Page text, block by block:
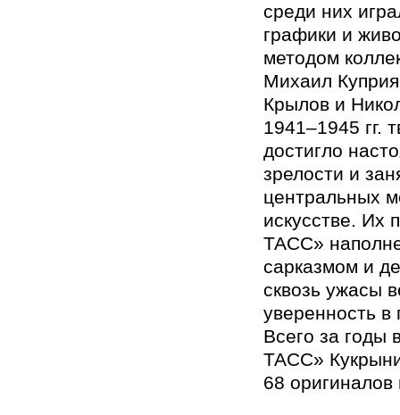
среди них
графики и
методом
Михаил
Крылов и
1941–1945 гг.
достигло
зрелости и
центральных
искусстве. Их
ТАСС»
сарказмом и
сквозь ужасы
уверенность
Всего за годы
ТАСС»
68 оригиналов